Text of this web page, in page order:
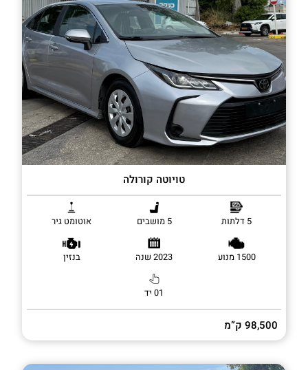
טויוטה קורולה
5 דלתות 5 מושבים אוטומט גיר
1500 מנוע 2023 שנה בנזין
01 יד
98,500 ק”מ